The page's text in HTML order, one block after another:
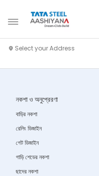
নকশা ও অনুপ্রেরণা
বাড়ির নকশা
রেলিং ডিজাইন
গেট ডিজাইন
গাড়ি শেডের নকশা
ছাদের নকশা